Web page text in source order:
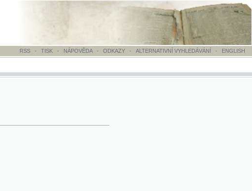
TISK-NÁPOVĚDA - ODKAZY - ALTERNATIVNÍ VYHLEDÁVÁNÍ- ENGLISH